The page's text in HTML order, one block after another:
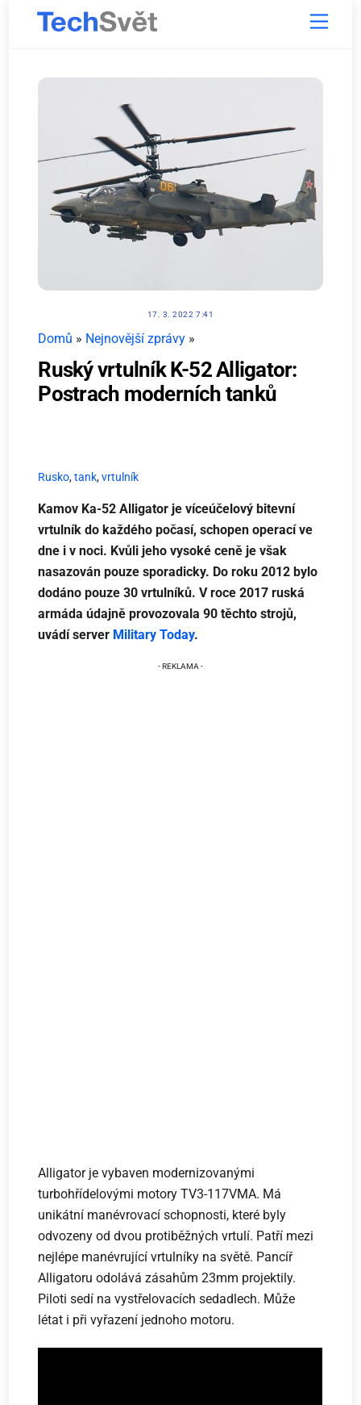
Menu
17. 3. 2022 7:41
Domů » Nejnovější zprávy »
Ruský vrtulník K-52 Alligator:
Postrach moderních tanků
Rusko,tank,vrtulník
Kamov Ka-52 Alligator je víceúčelový bitevní
vrtulník do každého počasí, schopen operací ve
dne i v noci. Kvůli jeho vysoké ceně je však
nasazován pouze sporadicky. Do roku 2012 bylo
dodáno pouze 30 vrtulníků. V roce 2017 ruská
armáda údajně provozovala 90 těchto strojů,
uvádí server Military Today.
Alligator je vybaven modernizovanými
turbohřídelovými motory TV3-117VMA. Má
unikátní manévrovací schopnosti, které byly
odvozeny od dvou protiběžných vrtulí. Patří mezi
nejlépe manévrující vrtulníky na světě. Pancíř
Alligatoru odolává zásahům 23mm projektily.
Piloti sedí na vystřelovacích sedadlech. Může
létat i při vyřazení jednoho motoru.